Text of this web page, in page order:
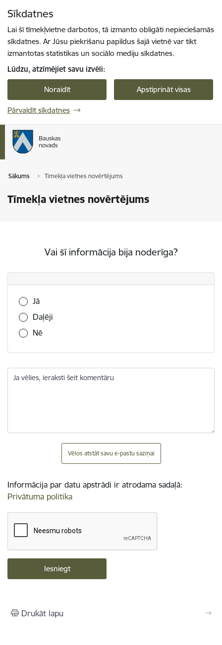
Sīkdatnes
Lai šī tīmekļvietne darbotos, tā izmanto obligāti nepieciešamās
sīkdatnes. Ar Jūsu piekrišanu papildus šajā vietnē var tikt
izmantotas statistikas un sociālo mediju sīkdatnes.
Lūdzu, atzīmējiet savu izvēli:
Noraidīt Apstiprināt visas
Pārvaldīt sīkdatnes
Sākums Tīmekļa vietnes novērtējums
Tīmekļa vietnes novērtējums
Vai šī informācija bija noderīga?
Vai šī informācija bija noderīga?
Jā
Daļēji
Nē
Ja vēlies, ieraksti šeit komentāru
Vēlos atstāt savu e-pastu saziņai
Informācija par datu apstrādi ir atrodama sadaļā:
Privātuma politika
Drukāt lapu